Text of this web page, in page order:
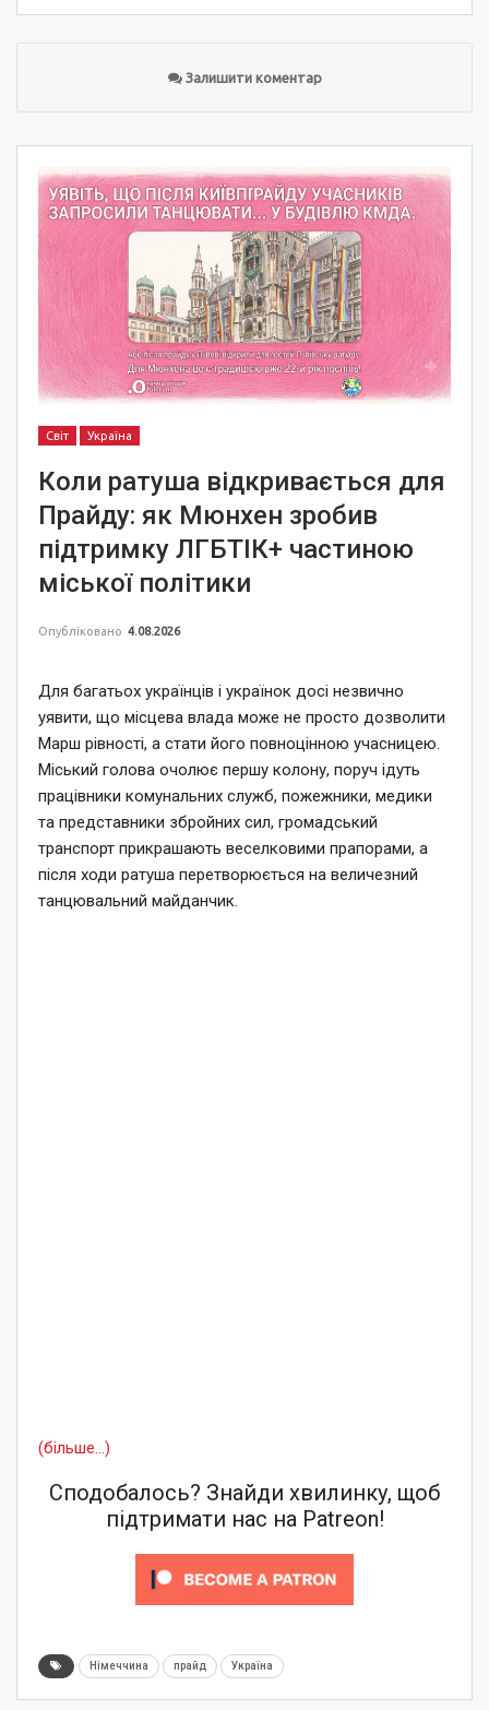
Залишити коментар
Світ Україна
Коли ратуша відкривається для
Прайду: як Мюнхен зробив
підтримку ЛГБТІК+ частиною
міської політики
Опубліковано 4.08.2026
Для багатьох українців і українок досі незвично
уявити, що місцева влада може не просто дозволити
Марш рівності, а стати його повноцінною учасницею.
Міський голова очолює першу колону, поруч ідуть
працівники комунальних служб, пожежники, медики
та представники збройних сил, громадський
транспорт прикрашають веселковими прапорами, а
після ходи ратуша перетворюється на величезний
танцювальний майданчик.
(більше…)
Сподобалось? Знайди хвилинку, щоб
підтримати нас на Patreon!
Німеччина прайд Україна